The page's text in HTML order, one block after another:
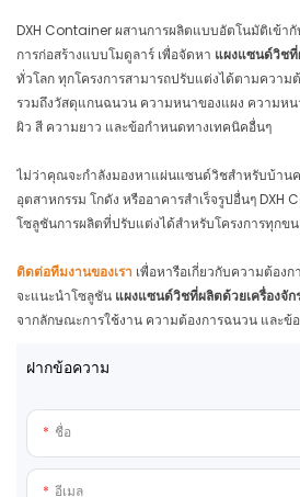
DXH Container ผสานการผลิตแบบอัตโนมัติเข้า
การก่อสร้างแบบโมดูลาร์ เพื่อจัดหา แผงแซนด์วิชที่
ทั่วโลก ทุกโครงการสามารถปรับแต่งได้ตามความ
รวมถึงวัสดุแกนฉนวน ความหนาของแผง ความห
ผิว สี ความยาว และข้อกำหนดทางเทคนิคอื่นๆ
ไม่ว่าคุณจะกำลังมองหาแผ่นแซนด์วิชสำหรับบ้านค
อุตสาหกรรม โกดัง หรืออาคารสำเร็จรูปอื่นๆ DXH
โซลูชันการผลิตที่ปรับแต่งได้สำหรับโครงการทุกข
ติดต่อทีมงานของเรา เพื่อหารือเกี่ยวกับความต้อง
จะแนะนำโซลูชัน แผงแซนด์วิชที่ผลิตด้วยเครื่องจัก
จากลักษณะการใช้งาน ความต้องการฉนวน และข้
ฝากข้อความ
ชื่อ
อีเมล